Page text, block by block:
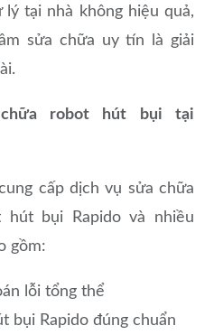
tại nhà không hiệu quả,
sửa chữa uy tín là giải
robot hút bụi tại
cấp dịch vụ sửa chữa
bụi Rapido và nhiều
gồm:
lỗi tổng thể
bụi Rapido đúng chuẩn